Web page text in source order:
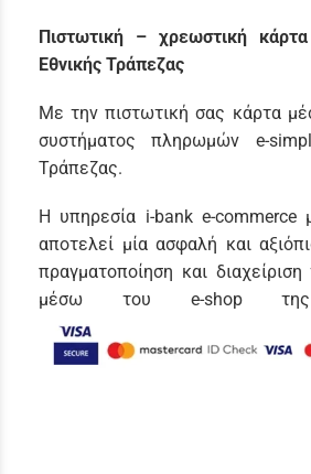
Πιστωτική – χρεωστική
Εθνικής Τράπεζας
Με την πιστωτική σας κάρτα
συστήματος πληρωμών e-
Τράπεζας.
Η υπηρεσία i-bank e-
αποτελεί μία ασφαλή και
πραγματοποίηση και
μέσω του e-shop της